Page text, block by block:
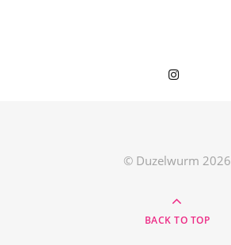
© Duzelwurm 2026
BACK TO TOP